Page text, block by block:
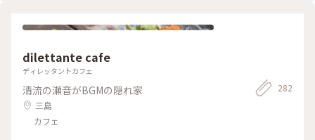
dilettante cafe
ディレッタントカフェ
清流の瀬音がBGMの隠れ家
三島
カフェ
282